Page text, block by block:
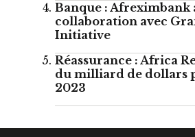
Banque : Afreximbank
collaboration avec
Initiative
Réassurance : Africa
du milliard de dollars
2023